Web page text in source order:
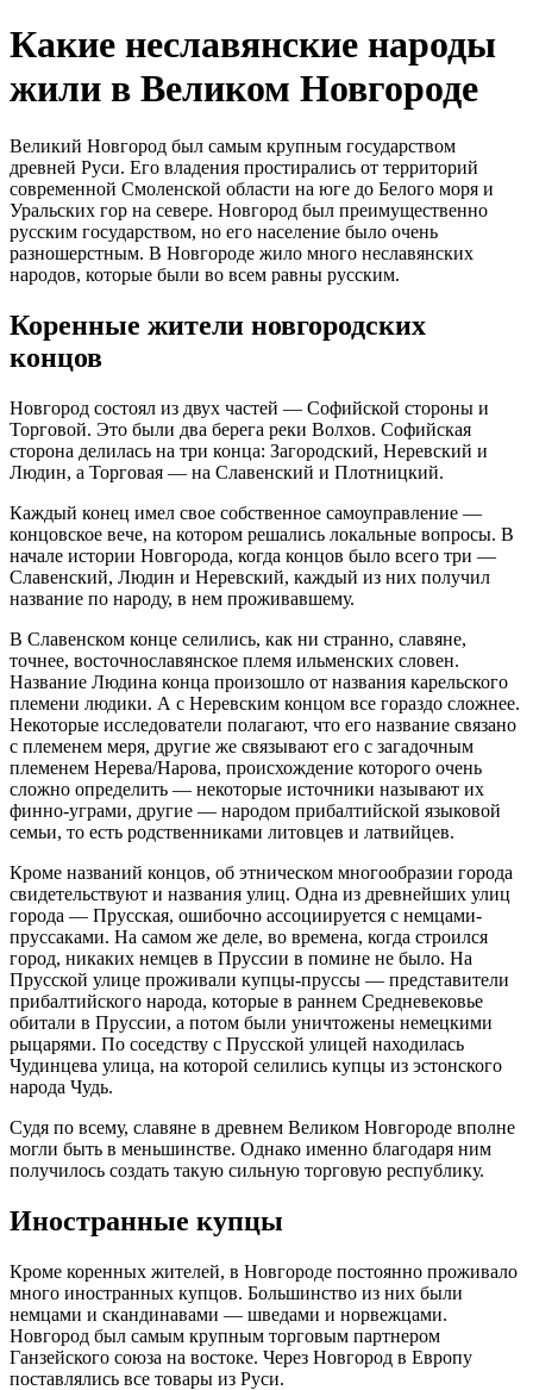
Какие неславянские народы
жили в Великом Новгороде
Великий Новгород был самым крупным государством
древней Руси. Его владения простирались от территорий
современной Смоленской области на юге до Белого моря и
Уральских гор на севере. Новгород был преимущественно
русским государством, но его население было очень
разношерстным. В Новгороде жило много неславянских
народов, которые были во всем равны русским.
Коренные жители новгородских
концов
Новгород состоял из двух частей — Софийской стороны и
Торговой. Это были два берега реки Волхов. Софийская
сторона делилась на три конца: Загородский, Неревский и
Людин, а Торговая — на Славенский и Плотницкий.
Каждый конец имел свое собственное самоуправление —
концовское вече, на котором решались локальные вопросы. В
начале истории Новгорода, когда концов было всего три —
Славенский, Людин и Неревский, каждый из них получил
название по народу, в нем проживавшему.
В Славенском конце селились, как ни странно, славяне,
точнее, восточнославянское племя ильменских словен.
Название Людина конца произошло от названия карельского
племени людики. А с Неревским концом все гораздо сложнее.
Некоторые исследователи полагают, что его название связано
с племенем меря, другие же связывают его с загадочным
племенем Нерева/Нарова, происхождение которого очень
сложно определить — некоторые источники называют их
финно-уграми, другие — народом прибалтийской языковой
семьи, то есть родственниками литовцев и латвийцев.
Кроме названий концов, об этническом многообразии города
свидетельствуют и названия улиц. Одна из древнейших улиц
города — Прусская, ошибочно ассоциируется с немцами-
пруссаками. На самом же деле, во времена, когда строился
город, никаких немцев в Пруссии в помине не было. На
Прусской улице проживали купцы-пруссы — представители
прибалтийского народа, которые в раннем Средневековье
обитали в Пруссии, а потом были уничтожены немецкими
рыцарями. По соседству с Прусской улицей находилась
Чудинцева улица, на которой селились купцы из эстонского
народа Чудь.
Судя по всему, славяне в древнем Великом Новгороде вполне
могли быть в меньшинстве. Однако именно благодаря ним
получилось создать такую сильную торговую республику.
Иностранные купцы
Кроме коренных жителей, в Новгороде постоянно проживало
много иностранных купцов. Большинство из них были
немцами и скандинавами — шведами и норвежцами.
Новгород был самым крупным торговым партнером
Ганзейского союза на востоке. Через Новгород в Европу
поставлялись все товары из Руси.